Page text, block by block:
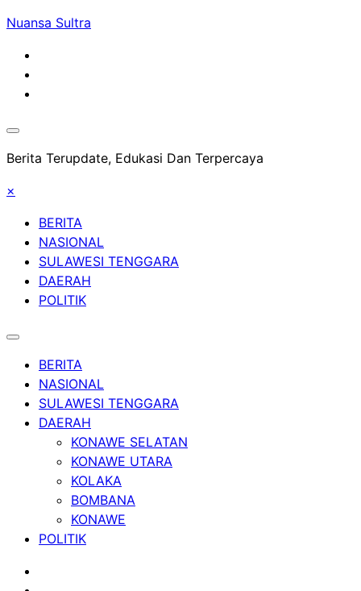
Skip
content
Nuansa Sultra
Berita Terupdate, Edukasi Dan Terpercaya
×
BERITA
NASIONAL
SULAWESI TENGGARA
DAERAH
POLITIK
BERITA
NASIONAL
SULAWESI TENGGARA
DAERAH
KONAWE SELATAN
KONAWE UTARA
KOLAKA
BOMBANA
KONAWE
POLITIK